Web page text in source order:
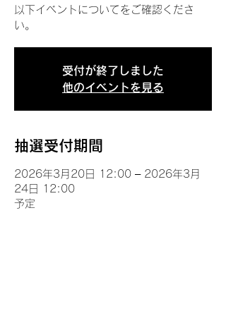
以下イベントについてをご確認くださ
い。
受付が終了しました
他のイベントを見る
抽選受付期間
2026年3月20日 12:00 – 2026年3月
24日 12:00
予定